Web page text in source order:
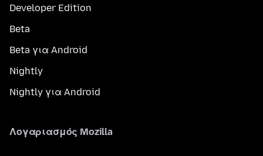
Developer Edition
Beta
Beta για Android
Nightly
Nightly για Android
Λογαριασμός Mozilla